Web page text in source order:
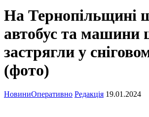
На Тернопільщині
автобус та машини
застрягли у
(фото)
НовиниОперативно Редакція 19.01.2024